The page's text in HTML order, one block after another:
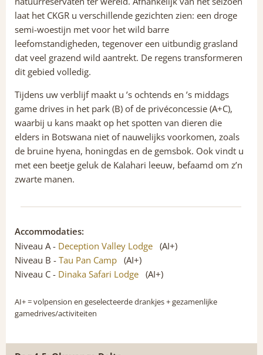
laat het CKGR u verschillende gezichten zien: een droge
semi-woestijn met voor het wild barre
leefomstandigheden, tegenover een uitbundig grasland
dat veel grazend wild aantrekt. De regens transformeren
dit gebied volledig.
Tijdens uw verblijf maakt u ’s ochtends en ’s middags
game drives in het park (B) of de privéconcessie (A+C),
waarbij u kans maakt op het spotten van dieren die
elders in Botswana niet of nauwelijks voorkomen, zoals
de bruine hyena, honingdas en de gemsbok. Ook vindt u
met een beetje geluk de Kalahari leeuw, befaamd om z’n
zwarte manen.
Accommodaties:
Niveau A - Deception Valley Lodge (AI+)
Niveau B - Tau Pan Camp (AI+)
Niveau C - Dinaka Safari Lodge (AI+)
AI+= volpension en geselecteerde drankjes + gezamenlijke
gamedrives/activiteiten